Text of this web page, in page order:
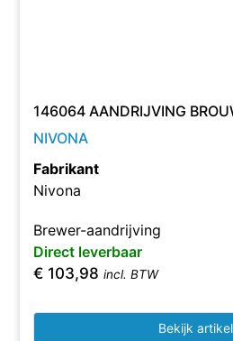
146064 AANDRIJVING
NIVONA
Fabrikant
Nivona
Brewer-aandrijving
Direct leverbaar
€ 103,98 incl. BTW
Bekijk artikel